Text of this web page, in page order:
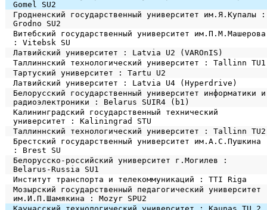
Gomel SU2
Гродненский государственный университет им.Я.Купалы :
Grodno SU2
Витебский государственный университет им.П.М.Машерова
: Vitebsk SU
Латвийский университет : Latvia U2 (VAROnIS)
Таллиннский технологический университет : Tallinn TU1
Тартуский университет : Tartu U2
Латвийский университет : Latvia U4 (Hyperdrive)
Белорусский государственный университет информатики и
радиоэлектроники : Belarus SUIR4 (b1)
Калининградский государственный технический
университет : Kaliningrad STU
Таллиннский технологический университет : Tallinn TU2
Брестский государственный университет им.А.С.Пушкина
: Brest SU
Белорусско-российский университет г.Могилев :
Belarus-Russia SU1
Институт транспорта и телекоммуникаций : TTI Riga
Мозырский государственный педагогический университет
им.И.П.Шамякина : Mozyr SPU2